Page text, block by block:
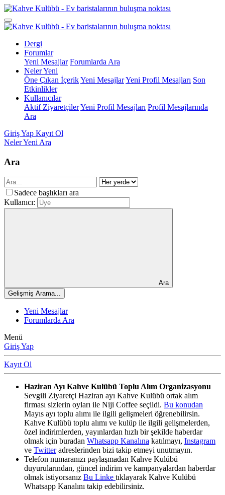
Dergi
Forumlar
Yeni Mesajlar Forumlarda Ara
Neler Yeni
Öne Çıkan İçerikYeni MesajlarYeni Profil Mesajları Son
Etkinlikler
Kullanıcılar
Aktif ZiyaretçilerYeni Profil Mesajları Profil Mesajlarında
Ara
Giriş Yap Kayıt Ol
Neler Yeni Ara
Ara
Sadece başlıkları ara
Kullanıcı:
Ara
Gelişmiş Arama...
Yeni Mesajlar
Forumlarda Ara
Menü
Giriş Yap
Kayıt Ol
Haziran Ayı Kahve Kulübü Toplu Alım Organizasyonu
Sevgili Ziyaretçi Haziran ayı Kahve Kulübü ortak alım
firması sizlerin oyları ile Niji Coffee seçildi. Bu konudan
Mayıs ayı toplu alımı ile ilgili gelişmeleri öğrenebilirsin.
Kahve Kulübü toplu alımı ve kulüp ile ilgili gelişmelerden,
özel indirimlerden, yayınlardan hızlı bir şekilde haberdar
olmak için buradan Whatsapp Kanalına katılmayı, Instagram
ve Twitteradreslerinden bizi takip etmeyi unutmayın.
Telefon numaranızı paylaşmadan Kahve Kulübü
duyurularından, güncel indirim ve kampanyalardan haberdar
olmak istiyorsanız Bu Linke tıklayarak Kahve Kulübü
Whatsapp Kanalını takip edebilirsiniz.